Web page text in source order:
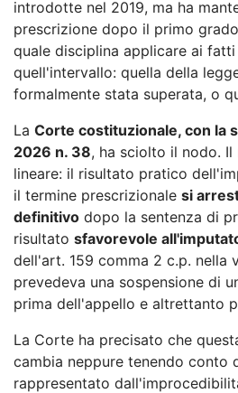
introdotte nel 2019, ma ha
prescrizione dopo il primo
quale disciplina applicare ai
quell'intervallo: quella della
formalmente stata superata, o
La Corte costituzionale, con la
2026 n. 38, ha sciolto il nodo. Il
lineare: il risultato pratico
il termine prescrizionale si
definitivo dopo la sentenza di
risultato sfavorevole
dell'art. 159 comma 2 c.p. nella
prevedeva una sospensione di
prima dell'appello e altrettanto
La Corte ha precisato che
cambia neppure tenendo conto
rappresentato